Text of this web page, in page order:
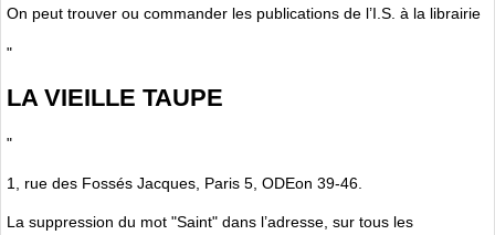
On peut trouver ou commander les publications de l’I.S. à la librairie
"
LA VIEILLE TAUPE
"
1, rue des Fossés Jacques, Paris 5, ODEon 39-46.
La suppression du mot "Saint" dans l’adresse, sur tous les